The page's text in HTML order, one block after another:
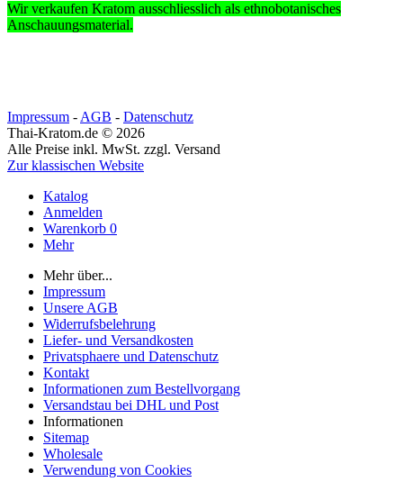
Wir verkaufen Kratom ausschliesslich als ethnobotanisches
Anschauungsmaterial.
Impressum - AGB - Datenschutz
Thai-Kratom.de © 2026
Alle Preise inkl. MwSt. zzgl. Versand
Zur klassischen Website
Katalog
Anmelden
Warenkorb 0
Mehr
Mehr über...
Impressum
Unsere AGB
Widerrufsbelehrung
Liefer- und Versandkosten
Privatsphaere und Datenschutz
Kontakt
Informationen zum Bestellvorgang
Versandstau bei DHL und Post
Informationen
Sitemap
Wholesale
Verwendung von Cookies